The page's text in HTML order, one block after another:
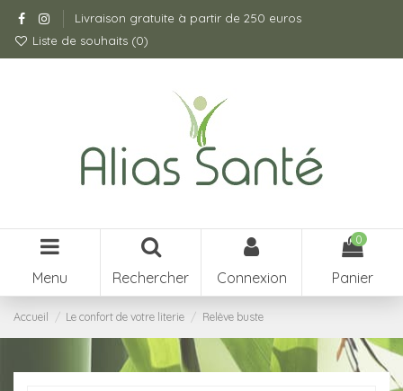
Livraison gratuite à partir de 250 euros
Liste de souhaits (0)
Menu Rechercher Connexion
0
Panier
Accueil Le confort de votre literie Relève buste